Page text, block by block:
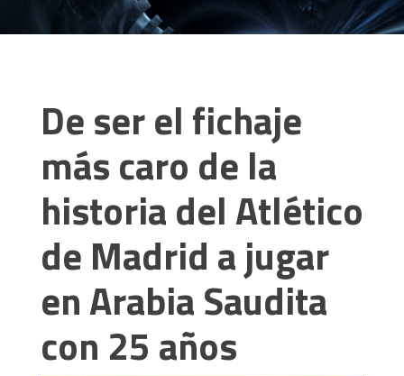
De ser el fichaje
más caro de la
historia del Atlético
de Madrid a jugar
en Arabia Saudita
con 25 años